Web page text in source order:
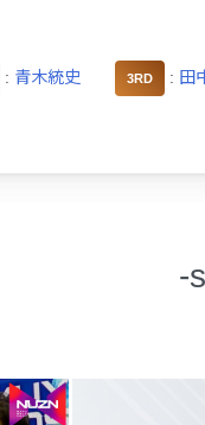
: 青木統史 3RD : 田
-